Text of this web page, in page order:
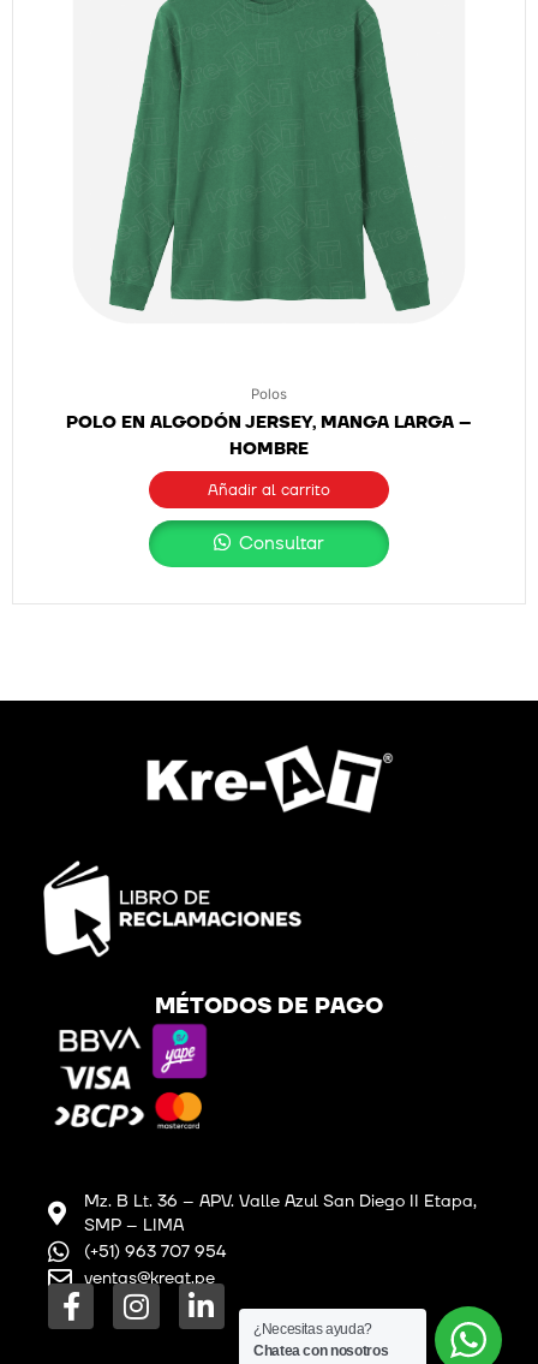
Polos
POLO EN ALGODÓN JERSEY, MANGA LARGA –
HOMBRE
Añadir al carrito
Consultar
MÉTODOS DE PAGO
Mz. B Lt. 36 – APV. Valle Azul San Diego II Etapa,
SMP – LIMA
(+51) 963 707 954
ventas@kreat.pe
F
a
I
n
L
i
¿Necesitas ayuda?
Chatea con nosotros